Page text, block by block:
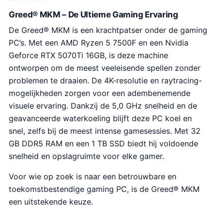
Greed® MKM – De Ultieme Gaming Ervaring
De Greed® MKM is een krachtpatser onder de gaming
PC’s. Met een AMD Ryzen 5 7500F en een Nvidia
Geforce RTX 5070Ti 16GB, is deze machine
ontworpen om de meest veeleisende spellen zonder
problemen te draaien. De 4K-resolutie en raytracing-
mogelijkheden zorgen voor een adembenemende
visuele ervaring. Dankzij de 5,0 GHz snelheid en de
geavanceerde waterkoeling blijft deze PC koel en
snel, zelfs bij de meest intense gamesessies. Met 32
GB DDR5 RAM en een 1 TB SSD biedt hij voldoende
snelheid en opslagruimte voor elke gamer.
Voor wie op zoek is naar een betrouwbare en
toekomstbestendige gaming PC, is de Greed® MKM
een uitstekende keuze.